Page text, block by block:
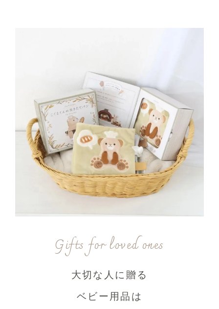
Gifts for loved ones
大切な人に贈る
ベビー用品は